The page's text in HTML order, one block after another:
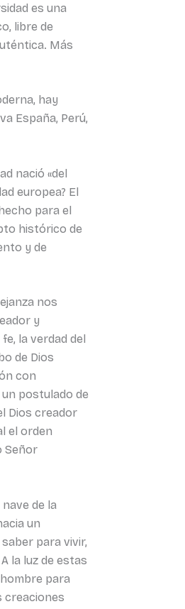
es una
libre de
Más
hay
España, Perú,
nació «del
europea? El
para el
histórico de
y de
nos
y
la verdad del
de Dios
con
postulado de
Dios creador
el orden
Señor
de la
un
para vivir,
la luz de estas
para
creaciones